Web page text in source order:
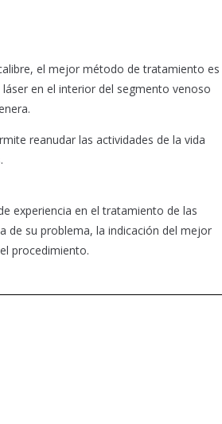
el mejor método de tratamiento es
en el interior del segmento venoso
reanudar las actividades de la vida
experiencia en el tratamiento de las
de su problema, la indicación del mejor
procedimiento.